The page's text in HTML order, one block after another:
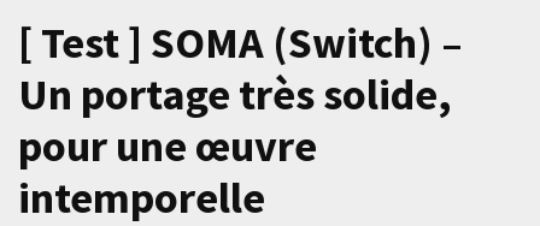
[ Test ] SOMA (Switch) –
Un portage très solide,
pour une œuvre
intemporelle